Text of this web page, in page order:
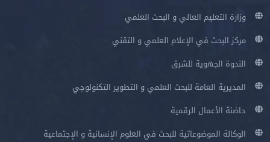
وزارة التعليم العالي و البحث العلمي
مركز البحث في الإعلام العلمي و التقني
الندوة الجهوية للشرق
المديرية العامة للبحث العلمي و التطوير التكنولوجي
حاضنة الأعمال الرقمية
الوكالة الموضوعاتية للبحث في العلوم الإنسانية و الإجتماعية